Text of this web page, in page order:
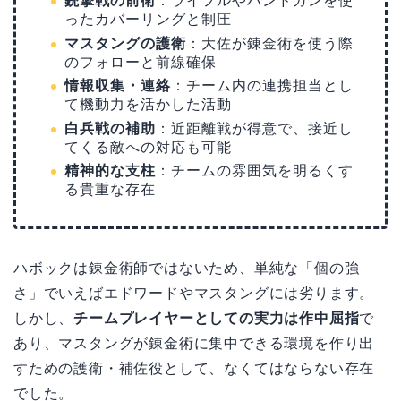
ったカバーリングと制圧
マスタングの護衛 ：大佐が錬金術を使う際
のフォローと前線確保
情報収集・連絡 ：チーム内の連携担当とし
て機動力を活かした活動
白兵戦の補助 ：近距離戦が得意で、接近し
てくる敵への対応も可能
精神的な支柱 ：チームの雰囲気を明るくす
る貴重な存在
ハボックは錬金術師ではないため、単純な「個の強
さ」でいえばエドワードやマスタングには劣ります。
しかし、チームプレイヤーとしての実力は作中屈指で
あり、マスタングが錬金術に集中できる環境を作り出
すための護衛・補佐役として、なくてはならない存在
でした。